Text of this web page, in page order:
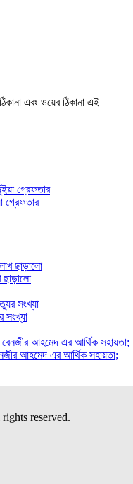
এবং ওয়েব ঠিকানা এই
গ্রেফতার
ছাড়ালো
সংখ্যা
আহমেদ এর আর্থিক সহায়তা;
reserved.